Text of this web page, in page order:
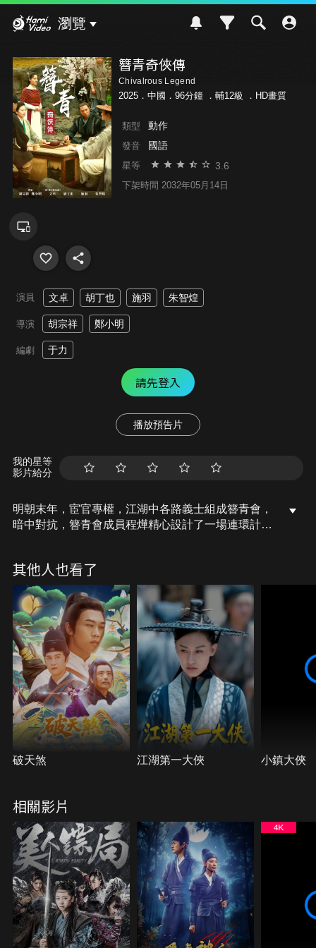
瀏覽
簪青奇俠傳
Chivalrous Legend
2025．中國．96分鐘 ． 輔12級 ．HD畫質
類型 動作
發音 國語
星等 3.6
下架時間 2032年05月14日
演員 文卓 胡丁也 施羽 朱智煌
導演 胡宗祥 鄭小明
編劇 于力
請先登入
播放預告片
我的星等
影片給分
明朝末年，宦官專權，江湖中各路義士組成簪青會，
暗中對抗，簪青會成員程燁精心設計了一場連環計，
真正含義。
其他人也看了
破天煞 江湖第一大俠 小鎮大俠
相關影片